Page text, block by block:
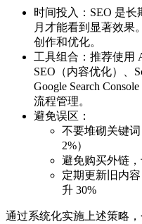
时间投入：SEO 是长
月才能看到显著效果
创作和优化。
工具组合：推荐使用
SEO（内容优化）、
Google Search
流程管理。
避免误区：
不要堆砌关键
2%）
避免购买外链
定期更新旧内
升 30%
通过系统化实施上述策略